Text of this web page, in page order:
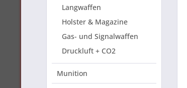
Langwaffen
Holster & Magazine
Gas- und Signalwaffen
Druckluft + CO2
Munition